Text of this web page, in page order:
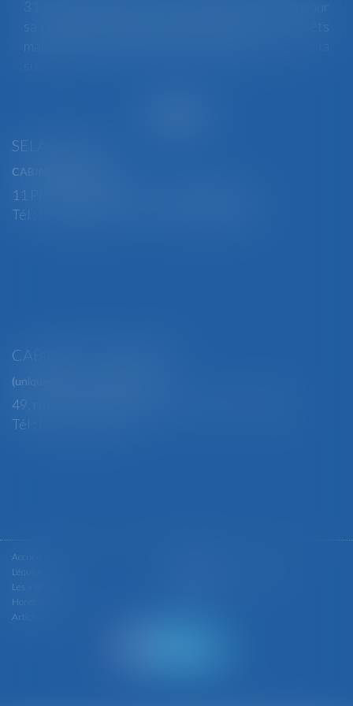
31 jours maximum pour un premier arrêt, 62 pour
sa prolongation : dès septembre 2026, vos arrêts
maladie seront plafonnés comme jamais...
SELARL BGBJ
CABINET PRINCIPAL
11 Place Edmond Henry - 88000 ÉPINAL
Tél : 03 29 82 29 04 - Fax : 03 29 64 06 84
CABINET SECONDAIRE
(uniquement sur rendez-vous)
49, rue Thiers - 88100 SAINT-DIÉ DES VOSGES
Tél : 03 29 56 15 98
Accueil
L'équipe
Les + BGBJ
Honoraires
Articles